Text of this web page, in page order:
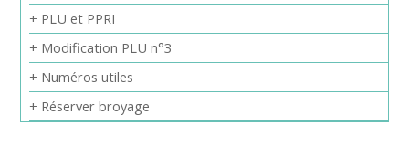
+ PLU et PPRI
+ Modification PLU n°3
+ Numéros utiles
+ Réserver broyage